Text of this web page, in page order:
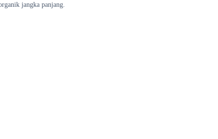
jangka panjang.